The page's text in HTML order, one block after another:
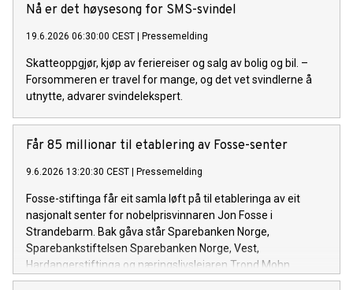
Nå er det høysesong for SMS-svindel
19.6.2026 06:30:00 CEST | Pressemelding
Skatteoppgjør, kjøp av feriereiser og salg av bolig og bil. –
Forsommeren er travel for mange, og det vet svindlerne å
utnytte, advarer svindelekspert.
Får 85 millionar til etablering av Fosse-senter
9.6.2026 13:20:30 CEST | Pressemelding
Fosse-stiftinga får eit samla løft på til etableringa av eit
nasjonalt senter for nobelprisvinnaren Jon Fosse i
Strandebarm. Bak gåva står Sparebanken Norge,
Sparebankstiftelsen Sparebanken Norge, Vest,
Hardangerstiftinga og næringslivsleiaren Trond Mohn.